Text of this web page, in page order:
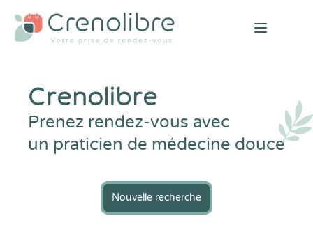
Open
Crenolibre
Prenez rendez-vous avec
un praticien de médecine douce
Nouvelle recherche